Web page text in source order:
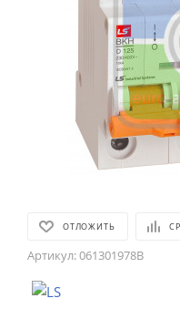
ОТЛОЖИТЬ
Артикул:061301978B